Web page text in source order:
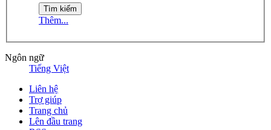
Thêm...
Ngôn ngữ
Tiếng Việt
Liên hệ
Trợ giúp
Trang chủ
Lên đầu trang